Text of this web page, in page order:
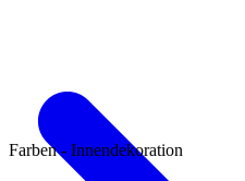
Farben - Innendekoration